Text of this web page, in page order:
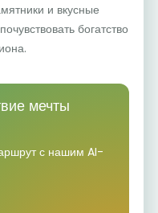
и вкусные
богатство
мечты
с нашим AI-